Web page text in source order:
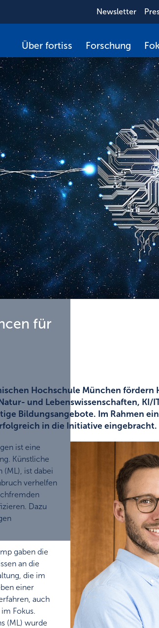
Newsletter
Über fortiss Forschung
für
Hochschule München
und Lebenswissenschaften, KI/
Bildungsangebote. Im Rahmen
in die Initiative eingebracht.
ist eine
Künstliche
(ML), ist dabei
verhelfen
Dazu
gaben die
an die
die im
einer
auch
Fokus.
(ML) wurde